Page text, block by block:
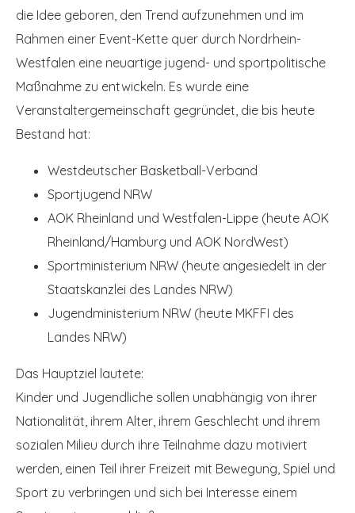
die Idee geboren, den Trend aufzunehmen und im
Rahmen einer Event-Kette quer durch Nordrhein-
Westfalen eine neuartige jugend- und sportpolitische
Maßnahme zu entwickeln. Es wurde eine
Veranstaltergemeinschaft gegründet, die bis heute
Bestand hat:
Westdeutscher Basketball-Verband
Sportjugend NRW
AOK Rheinland und Westfalen-Lippe (heute AOK
Rheinland/Hamburg und AOK NordWest)
Sportministerium NRW (heute angesiedelt in der
Staatskanzlei des Landes NRW)
Jugendministerium NRW (heute MKFFI des
Landes NRW)
Das Hauptziel lautete:
Kinder und Jugendliche sollen unabhängig von ihrer
Nationalität, ihrem Alter, ihrem Geschlecht und ihrem
sozialen Milieu durch ihre Teilnahme dazu motiviert
werden, einen Teil ihrer Freizeit mit Bewegung, Spiel und
Sport zu verbringen und sich bei Interesse einem